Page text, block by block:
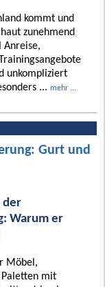
kommt und
zunehmend
Anreise,
unkompliziert
... mehr ...
Gurt und
der
Warum er
Möbel,
mit